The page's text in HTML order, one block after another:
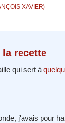
XAVIER)
la recette
qui sert à
j'avais pour